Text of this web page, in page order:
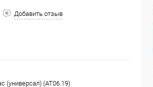
Добавить отзыв
(универсал) (AT06.19)